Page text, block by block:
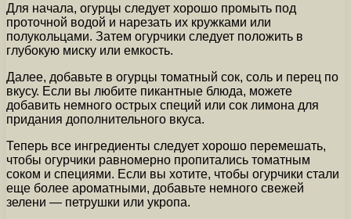
Для начала, огурцы следует хорошо промыть под
проточной водой и нарезать их кружками или
полукольцами. Затем огурчики следует положить в
глубокую миску или емкость.
Далее, добавьте в огурцы томатный сок, соль и перец по
вкусу. Если вы любите пикантные блюда, можете
добавить немного острых специй или сок лимона для
придания дополнительного вкуса.
Теперь все ингредиенты следует хорошо перемешать,
чтобы огурчики равномерно пропитались томатным
соком и специями. Если вы хотите, чтобы огурчики стали
еще более ароматными, добавьте немного свежей
зелени — петрушки или укропа.